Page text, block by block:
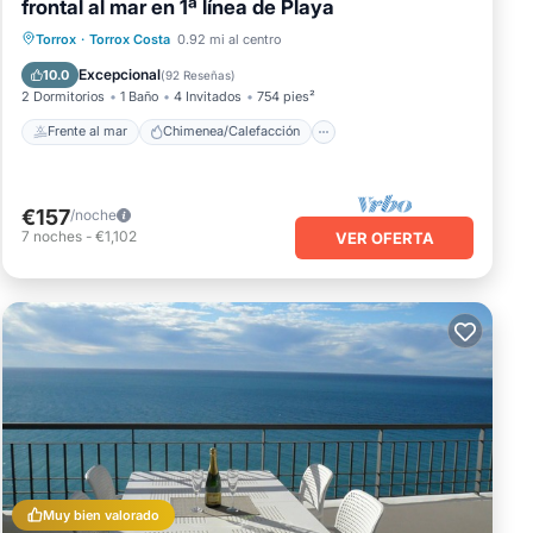
frontal al mar en 1ª línea de Playa
Torrox · Torrox Costa 0.92 mi al centro
10.0 Excepcional(92 Reseñas)
2 Dormitorios 1 Baño 4 Invitados 754 pies²
Frente al mar Chimenea/Calefacción
Frente al mar
Chimenea/Calefacción
Piscina
Vista al mar
€157/noche
7 noches - €1,102 VER OFERTA
Muy bien valorado